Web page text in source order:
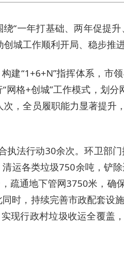
“一年打基础、两年促提升
城工作顺利开局、稳步推进
建“1+6+N”指挥体系，市
格+创城”工作模式，划
，全员履职能力显著提升
执法行动30余次。环卫部
运各类垃圾750余吨，铲
疏通地下管网3750米，确
时，持续完善市政配套设
现行政村垃圾收运全覆盖